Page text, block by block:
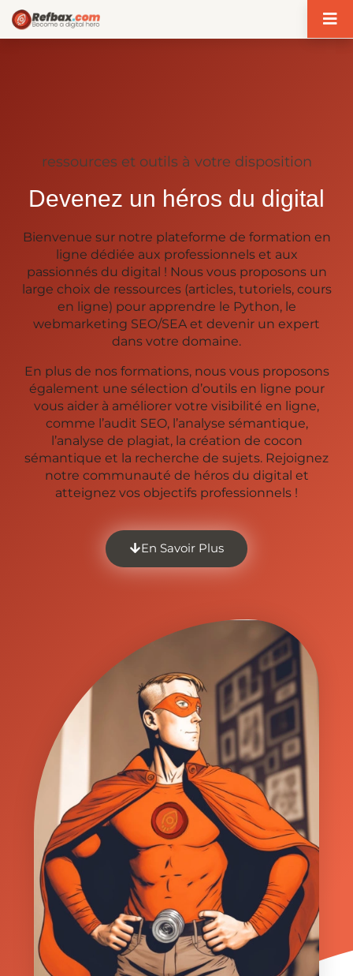
ressources et outils à votre disposition
Devenez un héros du digital
Bienvenue sur notre plateforme de formation en
ligne dédiée aux professionnels et aux
passionnés du digital ! Nous vous proposons un
large choix de ressources (articles, tutoriels, cours
en ligne) pour apprendre le Python, le
webmarketing SEO/SEA et devenir un expert
dans votre domaine.
En plus de nos formations, nous vous proposons
également une sélection d’outils en ligne pour
vous aider à améliorer votre visibilité en ligne,
comme l’audit SEO, l’analyse sémantique,
l’analyse de plagiat, la création de cocon
sémantique et la recherche de sujets. Rejoignez
notre communauté de héros du digital et
atteignez vos objectifs professionnels !
En Savoir Plus
Panneau de gestion des cookies